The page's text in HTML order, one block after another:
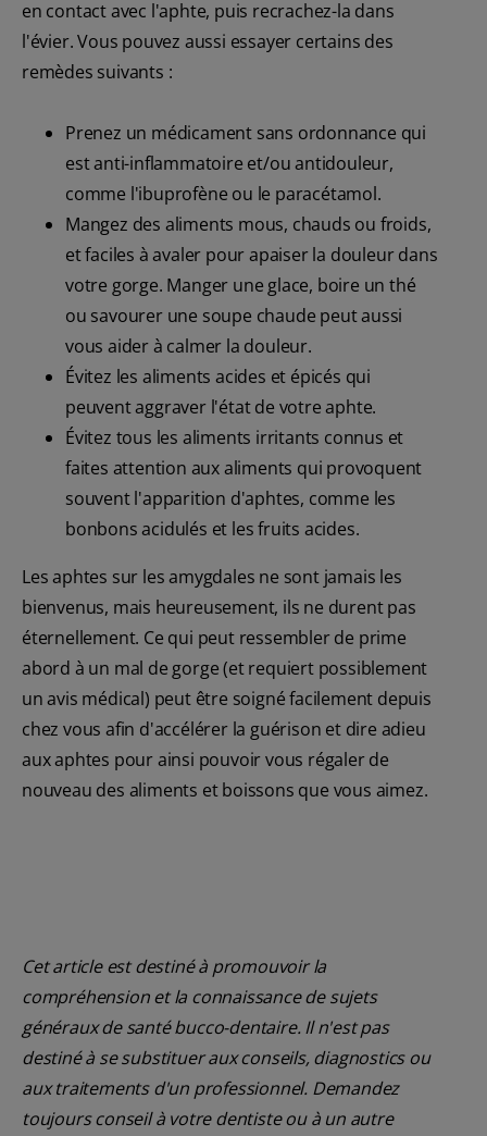
en contact avec l'aphte, puis recrachez-la dans
l'évier. Vous pouvez aussi essayer certains des
remèdes suivants :
Prenez un médicament sans ordonnance qui
est anti-inflammatoire et/ou antidouleur,
comme l'ibuprofène ou le paracétamol.
Mangez des aliments mous, chauds ou froids,
et faciles à avaler pour apaiser la douleur dans
votre gorge. Manger une glace, boire un thé
ou savourer une soupe chaude peut aussi
vous aider à calmer la douleur.
Évitez les aliments acides et épicés qui
peuvent aggraver l'état de votre aphte.
Évitez tous les aliments irritants connus et
faites attention aux aliments qui provoquent
souvent l'apparition d'aphtes, comme les
bonbons acidulés et les fruits acides.
Les aphtes sur les amygdales ne sont jamais les
bienvenus, mais heureusement, ils ne durent pas
éternellement. Ce qui peut ressembler de prime
abord à un mal de gorge (et requiert possiblement
un avis médical) peut être soigné facilement depuis
chez vous afin d'accélérer la guérison et dire adieu
aux aphtes pour ainsi pouvoir vous régaler de
nouveau des aliments et boissons que vous aimez.
Cet article est destiné à promouvoir la
compréhension et la connaissance de sujets
généraux de santé bucco-dentaire. Il n'est pas
destiné à se substituer aux conseils, diagnostics ou
aux traitements d'un professionnel. Demandez
toujours conseil à votre dentiste ou à un autre